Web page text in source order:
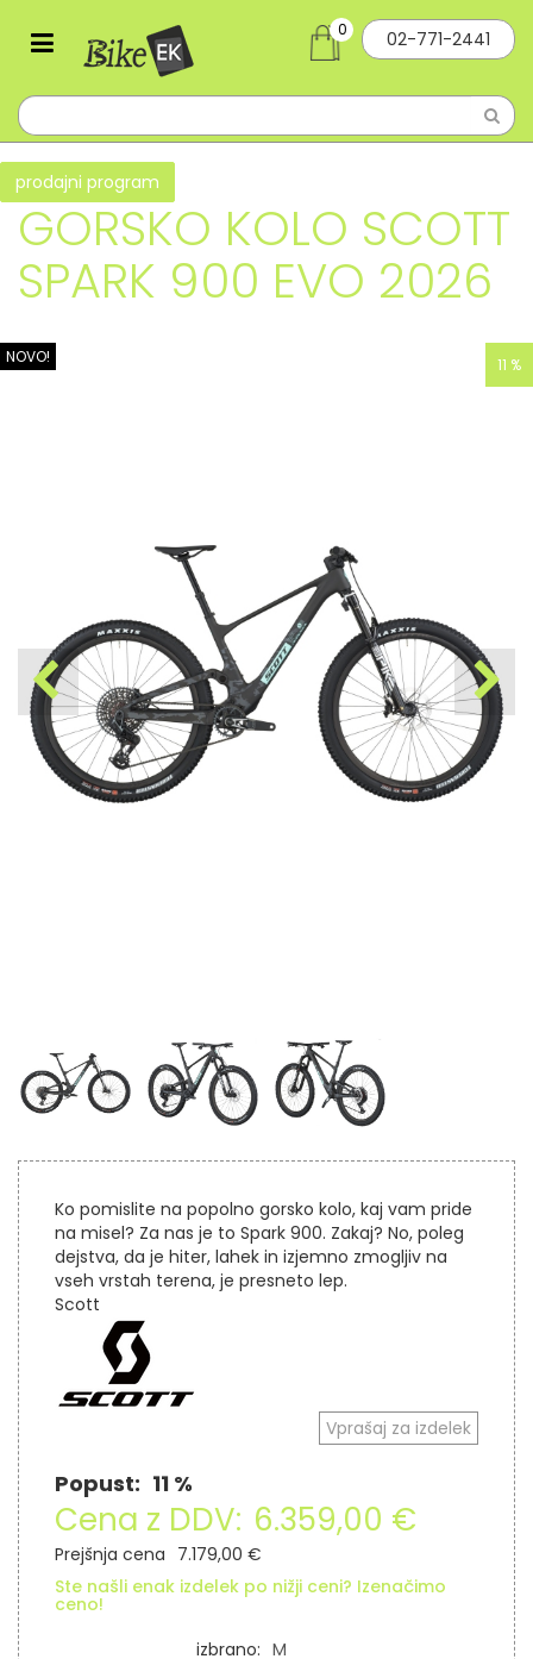
02-771-2441
0
prodajni program
GORSKO KOLO SCOTT
SPARK 900 EVO 2026
11 %
NOVO!
Ko pomislite na popolno gorsko kolo, kaj vam pride
na misel? Za nas je to Spark 900. Zakaj? No, poleg
dejstva, da je hiter, lahek in izjemno zmogljiv na
vseh vrstah terena, je presneto lep.
Scott
Vprašaj za izdelek
Popust: 11 %
Cena z DDV: 6.359,00 €
Prejšnja cena 7.179,00 €
Ste našli enak izdelek po nižji ceni? Izenačimo
ceno!
izbrano
M